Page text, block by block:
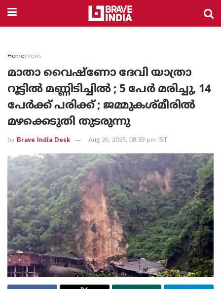
Home News
മാതാ വൈഷ്ണോ ദേവി യാത്രാ
റൂട്ടിൽ മണ്ണിടിച്ചിൽ ; 5 പേർ മരിച്ചു, 14
പേർക്ക് പരിക്ക് ; ജമ്മുകശ്മീരിൽ
മഴക്കെടുതി തുടരുന്നു
by Brave India Desk Aug 26, 2025, 08:39 pm IST